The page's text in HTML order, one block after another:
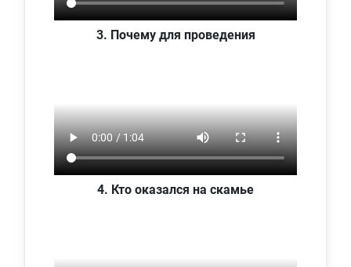
3. Почему для проведения
4. Кто оказался на скамье